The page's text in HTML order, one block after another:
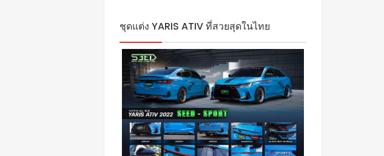
ชุดแต่ง YARIS ATIV ที่สวยสุดในไทย